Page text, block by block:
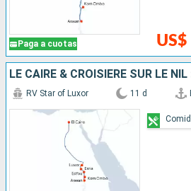
Paga a cuotas US$
RV Star of Luxor 11 d